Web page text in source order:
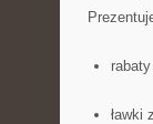
ławki